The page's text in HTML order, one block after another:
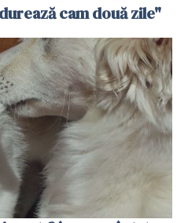
cam două zile"